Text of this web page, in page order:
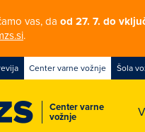
vas, da od 27. 7. do
.
Center varne
vožnje
Center varne vožnje Šola